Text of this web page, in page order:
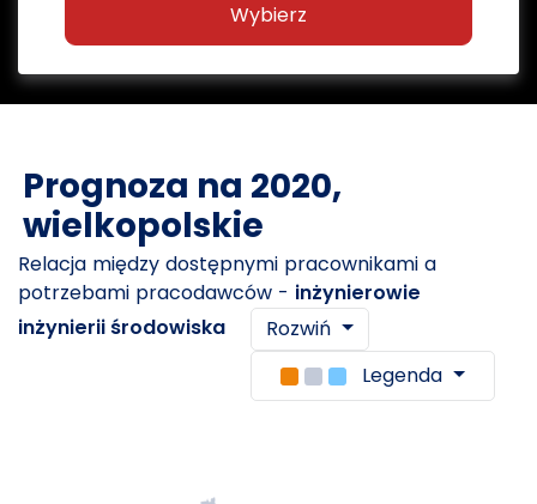
Wybierz
Prognoza na 2020,
wielkopolskie
Relacja między dostępnymi pracownikami a
potrzebami pracodawców - inżynierowie
inżynierii środowiska
Rozwiń
Legenda